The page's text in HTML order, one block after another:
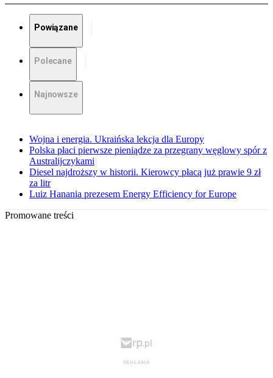
Powiązane
Polecane
Najnowsze
Wojna i energia. Ukraińska lekcja dla Europy
Polska płaci pierwsze pieniądze za przegrany węglowy spór z
Australijczykami
Diesel najdroższy w historii. Kierowcy płacą już prawie 9 zł
za litr
Luiz Hanania prezesem Energy Efficiency for Europe
Promowane treści